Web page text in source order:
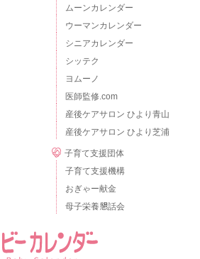
ムーンカレンダー
ウーマンカレンダー
シニアカレンダー
シッテク
ヨムーノ
医師監修.com
産後ケアサロン ひより青山
産後ケアサロン ひより芝浦
子育て支援団体
子育て支援機構
おぎゃー献金
母子栄養懇話会